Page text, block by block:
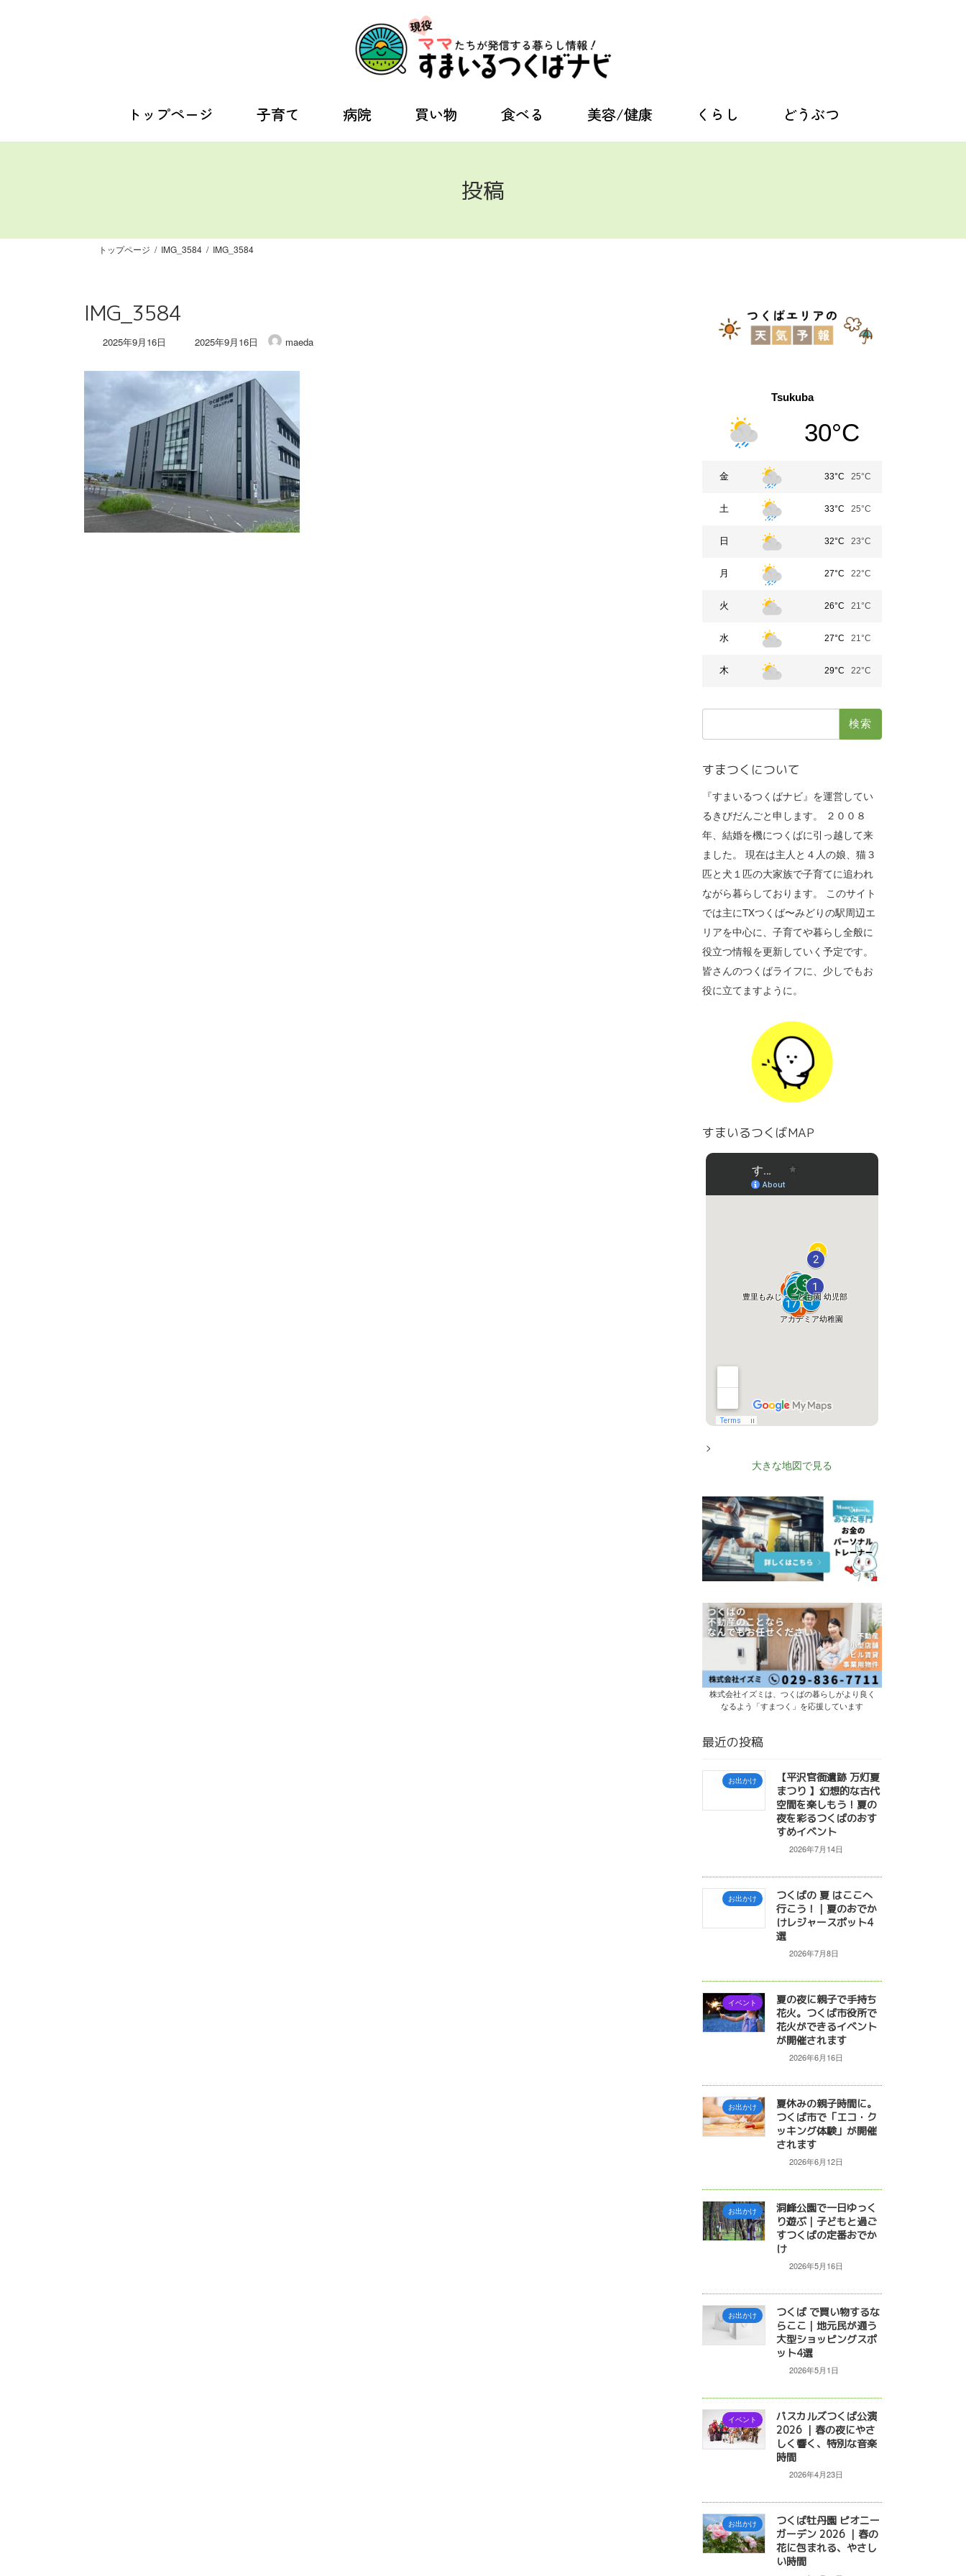
トップページ 子育て 病院 買い物 食べる 美容/健康 くらし どうぶつ
投稿
トップページ IMG_3584 IMG_3584
IMG_3584
2025年9月16日
最
新
日
時
:
2025年9月16日 maeda
Tsukuba
30°C
金 33°C 25°C
土 33°C 25°C
日 32°C 23°C
月 27°C 22°C
火 26°C 21°C
水 27°C 21°C
木 29°C 22°C
すまつくについて
『すまいるつくばナビ』を運営してい
るきびだんごと申します。 ２００８
年、結婚を機につくばに引っ越して来
ました。 現在は主人と４人の娘、猫３
匹と犬１匹の大家族で子育てに追われ
ながら暮らしております。 このサイト
では主にTXつくば〜みどりの駅周辺エ
リアを中心に、子育てや暮らし全般に
役立つ情報を更新していく予定です。
皆さんのつくばライフに、少しでもお
役に立てますように。
すまいるつくばMAP
>
大きな地図で見る
株式会社イズミは、つくばの暮らしがより良く
なるよう「すまつく」を応援しています
最近の投稿
お出かけ
【平沢官衙遺跡 万灯夏
まつり 】幻想的な古代
空間を楽しもう！夏の
夜を彩るつくばのおす
すめイベント
2026年7月14日
お出かけ
つくばの 夏 はここへ
行こう！｜夏のおでか
けレジャースポット4
選
2026年7月8日
イベント
夏の夜に親子で手持ち
花火。つくば市役所で
花火ができるイベント
が開催されます
2026年6月16日
お出かけ
夏休みの親子時間に。
つくば市で「エコ・ク
ッキング体験」が開催
されます
2026年6月12日
お出かけ
洞峰公園で一日ゆっく
り遊ぶ｜子どもと過ご
すつくばの定番おでか
け
2026年5月16日
お出かけ
つくば で買い物するな
らここ｜地元民が通う
大型ショッピングスポ
ット4選
2026年5月1日
イベント
パスカルズつくば公演
2026 ｜春の夜にやさ
しく響く、特別な音楽
時間
2026年4月23日
お出かけ
つくば牡丹園 ピオニー
ガーデン 2026 ｜春の
花に包まれる、やさし
い時間